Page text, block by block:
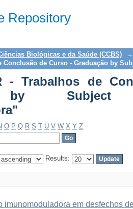
Repository
- Trabalhos de
imunomoduladora"
Biológicas e da Saúde (CCBS)
→
Conclusão de Curso - Graduação by
- Trabalhos de
by Subject
O P Q R S T U V W X Y Z
Results:
imunomoduladora em desfechos